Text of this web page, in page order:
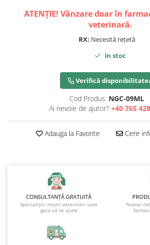
ATENȚIE! Vânzare doar în
veterinară.
RX: Necesită rețetă
In stoc
Verifică
Cod Produs: NGC-09ML
Ai nevoie de ajutor? +40 765
Adauga la Favorite Cere
CONSULTANȚĂ GRATUITĂ
Specialiștii noștri veterinari sunt
gata să te ajute
Numai